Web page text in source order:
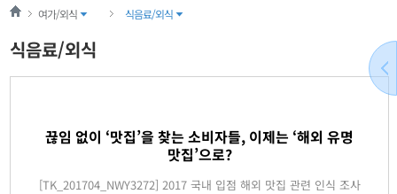
여가/외식 식음료/외식
식음료/외식
끊임 없이 ‘맛집’을 찾는 소비자들, 이제는 ‘해외 유명
맛집’으로?
[TK_201704_NWY3272] 2017 국내 입점 해외 맛집 관련 인식 조사